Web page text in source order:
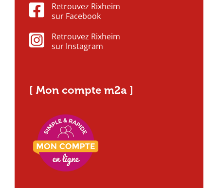
Retrouvez Rixheim
sur Facebook
Retrouvez Rixheim
sur Instagram
[ Mon compte m2a ]